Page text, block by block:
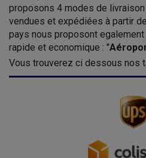
proposons 4 modes de
vendues et expédiées à partir
pays nous proposont
rapide et economique : "
Vous trouverez ci dessous nos